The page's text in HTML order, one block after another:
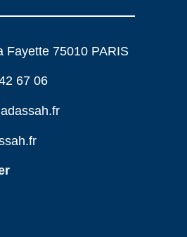
Fayette 75010 PARIS
67 06